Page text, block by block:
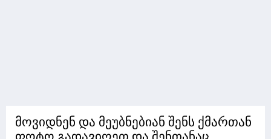
მოვიდნენ და მეუბნებიან შენს ქმართან